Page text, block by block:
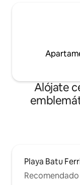
Alójate
Playa Batu